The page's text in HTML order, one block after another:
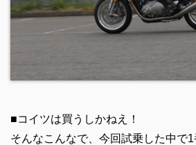
■コイツは買うしかねえ！
そんなこんなで、今回試乗した中で